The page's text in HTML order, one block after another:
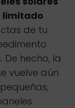
limitado
de tu
hecho, la
vuelve aún